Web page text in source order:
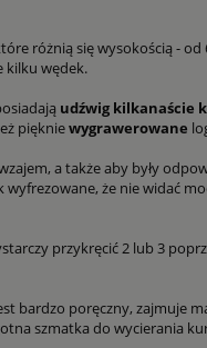
różnią się wysokością - od
kilku wędek.
udźwig kilkanaście
piękniewygrawerowane
a także aby były
że nie widać
przykręcić 2 lub 3
bardzo poręczny, zajmuje
szmatka do wycierania